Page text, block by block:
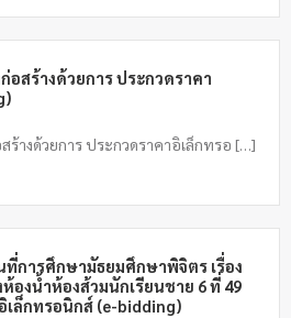
อสร้างด้วยการ ประกวดราคา
ร้างด้วยการ ประกวดราคาอิเล็กทรอ […]
การศึกษามัธยมศึกษาพิจิตร เรื่อง
องน้ำห้องส้วมนักเรียนชาย 6 ที่ 49
เล็กทรอนิกส์ (e-bidding)